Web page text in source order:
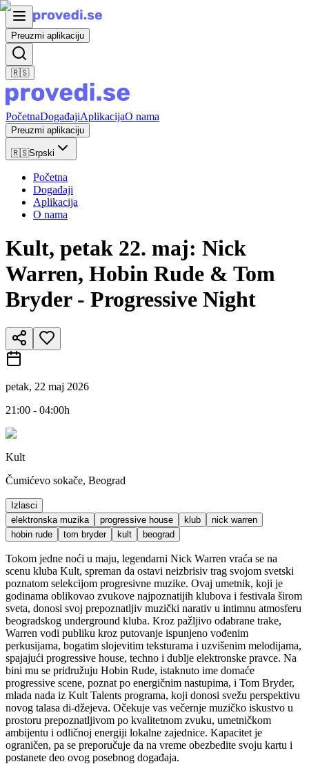
Preuzmi aplikaciju
🇷🇸
PočetnaDogađajiAplikacijaO nama
Preuzmi aplikaciju
🇷🇸Srpski
Početna
Događaji
Aplikacija
O nama
Kult, petak 22. maj: Nick
Warren, Hobin Rude & Tom
Bryder - Progressive Night
petak, 22 maj 2026
21:00 - 04:00h
Kult
Čumićevo sokače, Beograd
Izlasci
elektronska muzika
progressive house klub
nick warren
hobin rude
tom bryder kult beograd
Tokom jedne noći u maju, legendarni Nick Warren vraća se na
scenu kluba Kult, spreman da ostavi neizbrisiv trag svojom svetski
poznatom selekcijom progresivne muzike. Ovaj umetnik, koji je
godinama oblikovao zvukove najpoznatijih klubova i festivala širom
sveta, donosi svoj prepoznatljiv muzički narativ u intimnu atmosferu
beogradskog underground kluba. Kroz pažljivo odabrane trake,
Warren vodi publiku kroz putovanje ispunjeno vođenim
perkusijama, bogatim slojevitim teksturama i uzvišenim melodijama,
spajajući progressive house, techno i dublje elektronske pravce. Na
bini mu se pridružuju Hobin Rude, istaknuto ime domaće
progressive scene, poznat po energičnim nastupima, i Tom Bryder,
mlada nada iz Kult Talents programa, koji donosi svežu perspektivu
novog talasa di-džejeva. Očekuje vas večernje muzičko iskustvo u
prostoru prepoznatljivom po kvalitetnom zvuku, umetničkom
ambijentu i odličnoj energiji lokalne zajednice. Kapacitet je
ograničen, pa se preporučuje da na vreme obezbedite svoju kartu i
postanete deo ovog posebnog događaja.